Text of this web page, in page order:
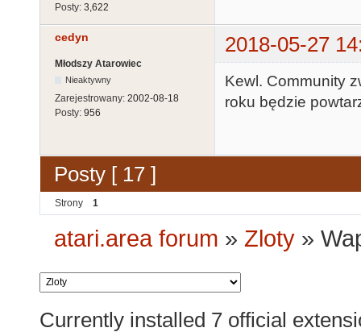
Posty: 3,622
cedyn 2018-05-27
Młodszy Atarowiec
Nieaktywny
Zarejestrowany: 2002-08-18
Posty: 956
Kewl. Community
roku będzie
Posty [ 17 ]
Strony 1
atari.area forum » Zloty »
Currently installed 7 official